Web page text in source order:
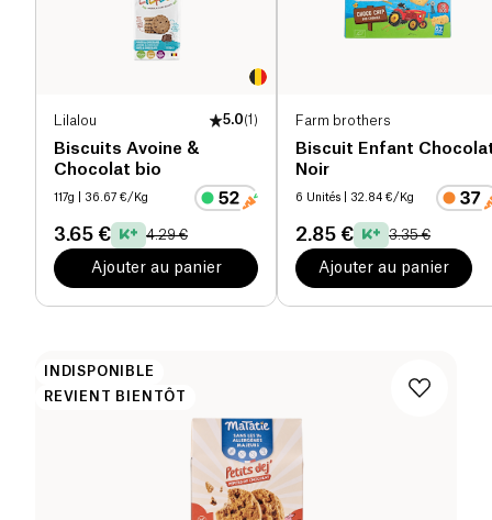
Lilalou 5.0(1 )
Biscuits Avoine &
Chocolat bio
117g | 36.67 €/Kg
3.65 € 4.29 €
Ajouter au panier
Farm brothers
Biscuit Enfant
Noir
6 Unités | 32.84 €/Kg
2.85 € 3.35 €
Ajouter au panier
INDISPONIBLE
REVIENT BIENTÔT